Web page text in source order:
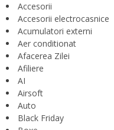
Accesorii
Accesorii electrocasnice
Acumulatori externi
Aer conditionat
Afacerea Zilei
Afiliere
AI
Airsoft
Auto
Black Friday